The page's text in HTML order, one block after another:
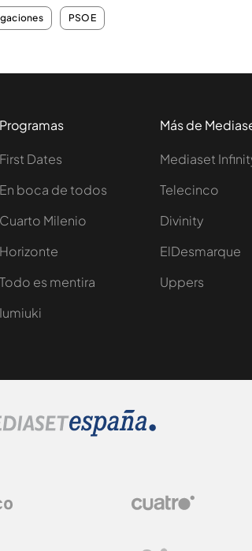
PSOE
Programas
First Dates
En boca de todos
Cuarto Milenio
Horizonte
Todo es mentira
Iumiuki
Más de
Mediaset
Telecinco
Divinity
ElDesmarque
Uppers